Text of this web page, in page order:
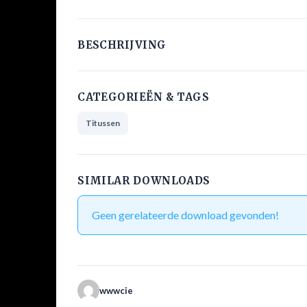
BESCHRIJVING
CATEGORIEËN & TAGS
Titussen
SIMILAR DOWNLOADS
Geen gerelateerde download gevonden!
wwwcie